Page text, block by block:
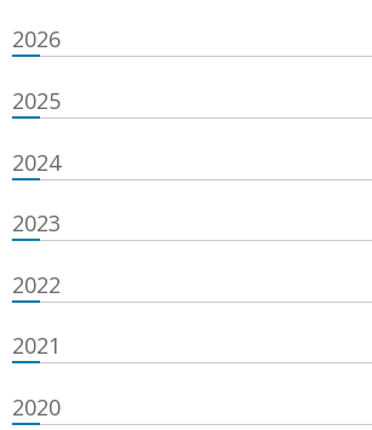
2026
2025
2024
2023
2022
2021
2020